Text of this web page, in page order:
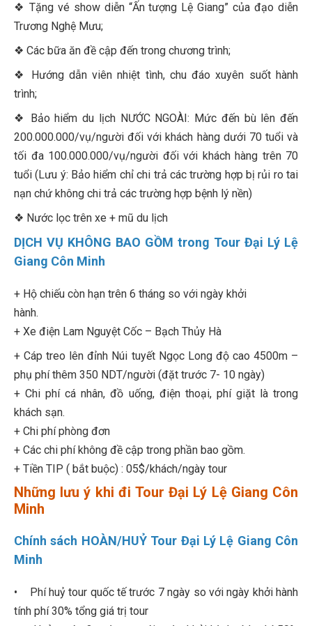
❖ Tặng vé show diễn “Ấn tượng Lệ Giang” của đạo diễn
Trương Nghệ Mưu;
❖ Các bữa ăn đề cập đến trong chương trình;
❖ Hướng dẫn viên nhiệt tình, chu đáo xuyên suốt hành
trình;
❖ Bảo hiểm du lịch NƯỚC NGOÀI: Mức đến bù lên đến
200.000.000/vụ/người đối với khách hàng dưới 70 tuổi và
tối đa 100.000.000/vụ/người đối với khách hàng trên 70
tuổi (Lưu ý: Bảo hiểm chỉ chi trả các trường hợp bị rủi ro tai
nạn chứ không chi trả các trường hợp bệnh lý nền)
❖ Nước lọc trên xe + mũ du lịch
DỊCH VỤ KHÔNG BAO GỒM trong Tour Đại Lý Lệ
Giang Côn Minh
+ Hộ chiếu còn hạn trên 6 tháng so với ngày khởi
hành.
+ Xe điện Lam Nguyệt Cốc – Bạch Thủy Hà
+ Cáp treo lên đỉnh Núi tuyết Ngọc Long độ cao 4500m –
phụ phí thêm 350 NDT/người (đặt trước 7- 10 ngày)
+ Chi phí cá nhân, đồ uống, điện thoại, phí giặt là trong
khách sạn.
+ Chi phí phòng đơn
+ Các chi phí không đề cập trong phần bao gồm.
+ Tiền TIP ( bắt buộc) : 05$/khách/ngày tour
Những lưu ý khi đi Tour Đại Lý Lệ Giang Côn
Minh
Chính sách HOÀN/HUỶ Tour Đại Lý Lệ Giang Côn
Minh
• Phí huỷ tour quốc tế trước 7 ngày so với ngày khởi hành
tính phí 30% tổng giá trị tour